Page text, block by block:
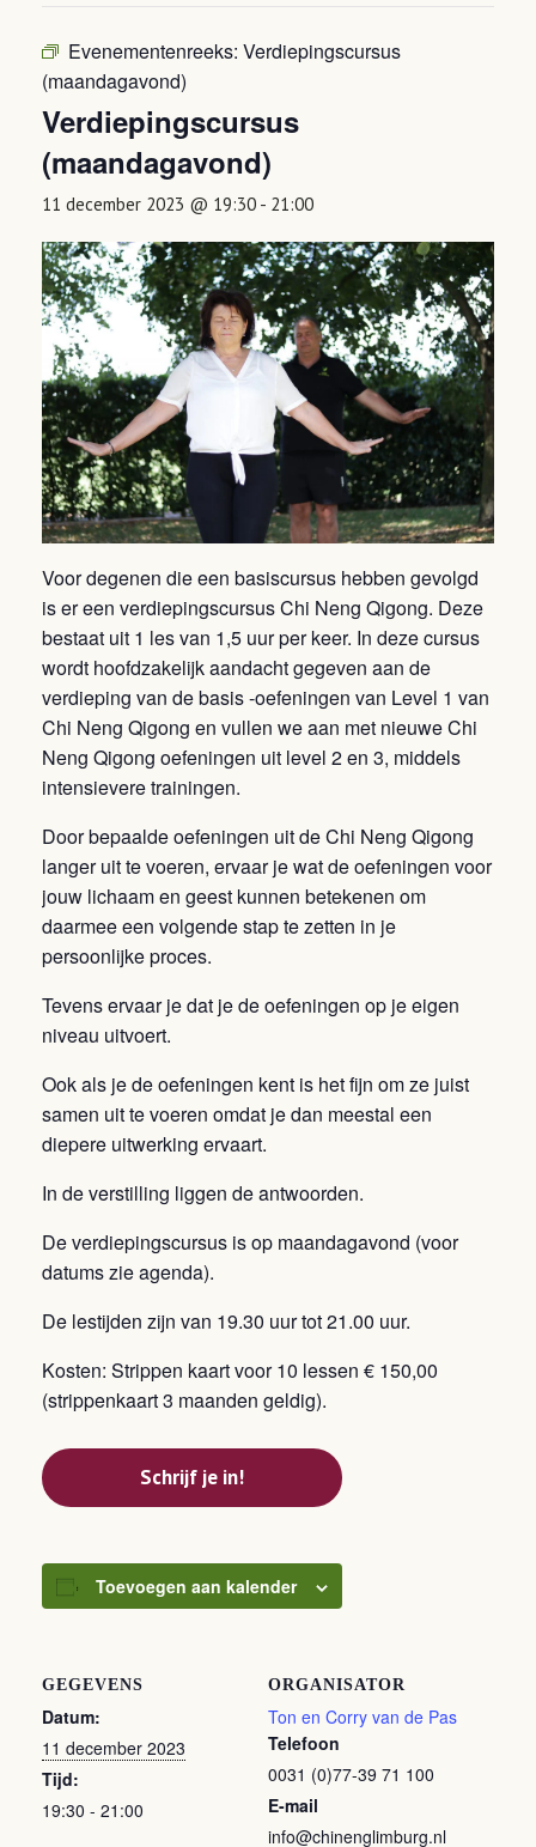
Evenementenreeks: Verdiepingscursus
(maandagavond)
Verdiepingscursus
(maandagavond)
11 december 2023 @ 19:30- 21:00
Voor degenen die een basiscursus hebben gevolgd
is er een verdiepingscursus Chi Neng Qigong. Deze
bestaat uit 1 les van 1,5 uur per keer. In deze cursus
wordt hoofdzakelijk aandacht gegeven aan de
verdieping van de basis -oefeningen van Level 1 van
Chi Neng Qigong en vullen we aan met nieuwe Chi
Neng Qigong oefeningen uit level 2 en 3, middels
intensievere trainingen.
Door bepaalde oefeningen uit de Chi Neng Qigong
langer uit te voeren, ervaar je wat de oefeningen voor
jouw lichaam en geest kunnen betekenen om
daarmee een volgende stap te zetten in je
persoonlijke proces.
Tevens ervaar je dat je de oefeningen op je eigen
niveau uitvoert.
Ook als je de oefeningen kent is het fijn om ze juist
samen uit te voeren omdat je dan meestal een
diepere uitwerking ervaart.
In de verstilling liggen de antwoorden.
De verdiepingscursus is op maandagavond (voor
datums zie agenda).
De lestijden zijn van 19.30 uur tot 21.00 uur.
Kosten: Strippen kaart voor 10 lessen € 150,00
(strippenkaart 3 maanden geldig).
Schrijf je in!
Toevoegen aan kalender
GEGEVENS
Datum:
11 december 2023
Tijd:
19:30 - 21:00
ORGANISATOR
Ton en Corry van de Pas
Telefoon
0031 (0)77-39 71 100
E-mail
info@chinenglimburg.nl